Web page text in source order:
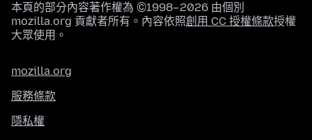
本頁的部分內容著作權為 ©1998–2026 由個別
mozilla.org 貢獻者所有。內容依照創用 CC 授權條款授權
大眾使用。
mozilla.org
服務條款
隱私權